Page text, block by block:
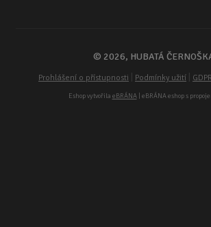
© 2026, HUBATÁ
Prohlášení o přístupnosti Podmínky užití GDPR
Eshop vytvořila eBRÁNA| eBRÁNA eshop s